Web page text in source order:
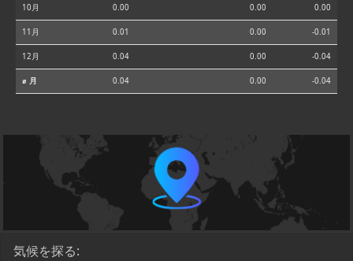
10月 0.00 0.00 0.00
11月 0.01 0.00 -0.01
12月 0.04 0.00 -0.04
⌀ 月 0.04 0.00 -0.04
気候を探る: